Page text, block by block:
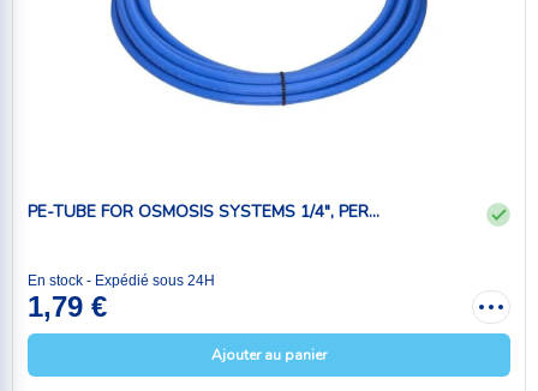
PE-TUBE FOR OSMOSIS SYSTEMS 1/4", PER...
En stock - Expédié sous 24H
1,79 €
Ajouter au panier